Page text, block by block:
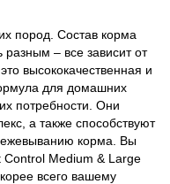
пород. Состав корма
– все зависит от
высококачественная и
для домашних
потребности. Они
а также способствуют
корма. Вы
Control Medium & Large
всего вашему